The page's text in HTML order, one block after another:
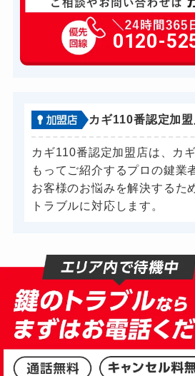
玄関カギ開け
玄関カギ修理
玄関カギ作成
車カギ開け
バイクカギ開け
バイクカギ作成
金庫カギ開け
金庫カギ修理
0120-
カギ110番認定加
カギ110番認定加盟店は、カ
もってご紹介するプロの鍵業
お客様のお悩みを解決するた
トラブルに対応します。